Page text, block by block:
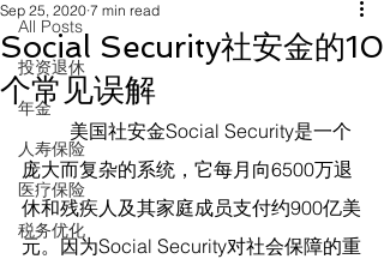
All Posts
投资退休
年金
人寿保险
医疗保险
税务优化
Social Security社安金的10
个常见误解
Sep 25, 2020 7 min read
庞大而复杂的系统，它每月向6500万退
休和残疾人及其家庭成员支付约900亿美
元。因为Social Security对社会保障的重